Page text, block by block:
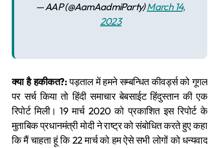
— AAP (@AamAadmiParty)March 14,
2023
क्या है हकीकत?:पड़ताल में हमने सम्बन्धित कीवर्ड्स को गूगल
पर सर्च किया तो हिंदी समाचार बेबसाईट हिंदुस्तान की एक
रिपोर्ट मिली। 19 मार्च 2020 को प्रकाशित इस रिपोर्ट के
मुताबिक प्रधानमंत्री मोदी ने राष्ट्र को संबोधित करते हुए कहा
कि मैं चाहता हूं कि 22 मार्च को हम ऐसे सभी लोगों को धन्यवाद